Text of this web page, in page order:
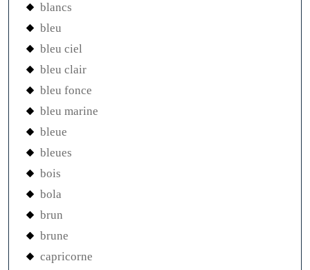
blancs
bleu
bleu ciel
bleu clair
bleu fonce
bleu marine
bleue
bleues
bois
bola
brun
brune
capricorne